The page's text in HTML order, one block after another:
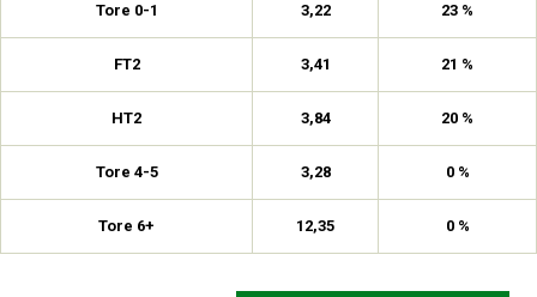
Tore 0-1 3,22 23 %
FT2 3,41 21 %
HT2 3,84 20 %
Tore 4-5 3,28 0 %
Tore 6+ 12,35 0 %